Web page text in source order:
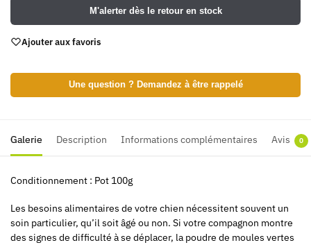
M'alerter dès le retour en stock
Ajouter aux favoris
Une question ? Demandez à être rappelé
Galerie Description Informations complémentaires Avis 0
Conditionnement : Pot 100g
Les besoins alimentaires de votre chien nécessitent souvent un
soin particulier, qu’il soit âgé ou non. Si votre compagnon montre
des signes de difficulté à se déplacer, la poudre de moules vertes